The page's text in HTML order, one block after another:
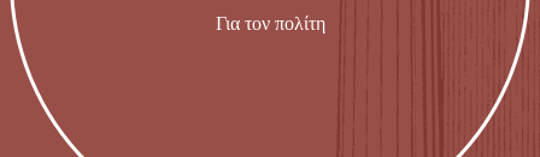
Για τον πολίτη